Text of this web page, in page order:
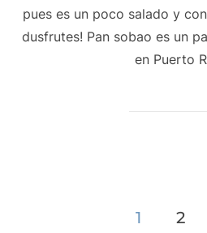
pues es un poco salado y
dusfrutes! Pan sobao es un
en Puerto
Paginación
1 2